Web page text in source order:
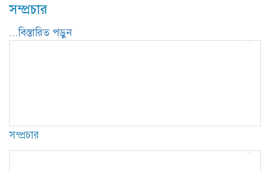
সম্প্রচার
...বিস্তারিত পড়ুন
সম্প্রচার